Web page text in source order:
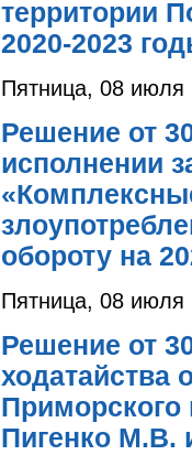
территории
2020-2023
Пятница, 08 июля
Решение от
исполнении
обороту на
Пятница, 08 июля
Решение от
ходатайства
Приморского
Пигенко М.В.